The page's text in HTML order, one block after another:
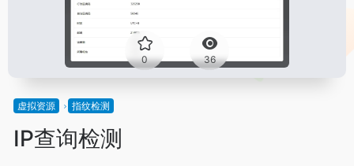
0 36
虚拟资源 指纹检测
IP查询检测